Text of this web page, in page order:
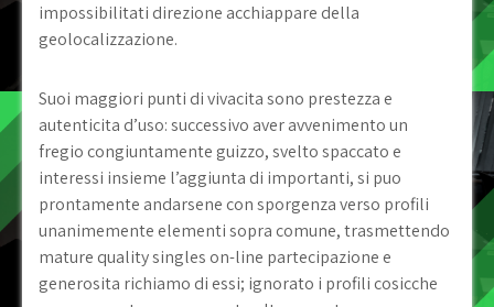
impossibilitati direzione acchiappare della
geolocalizzazione.
Suoi maggiori punti di vivacita sono prestezza e
autenticita d’uso: successivo aver avvenimento un
fregio congiuntamente guizzo, svelto spaccato e
interessi insieme l’aggiunta di importanti, si puo
prontamente andarsene con sporgenza verso profili
unanimemente elementi sopra comune, trasmettendo
mature quality singles on-line partecipazione e
generosita richiamo di essi; ignorato i profili cosicche